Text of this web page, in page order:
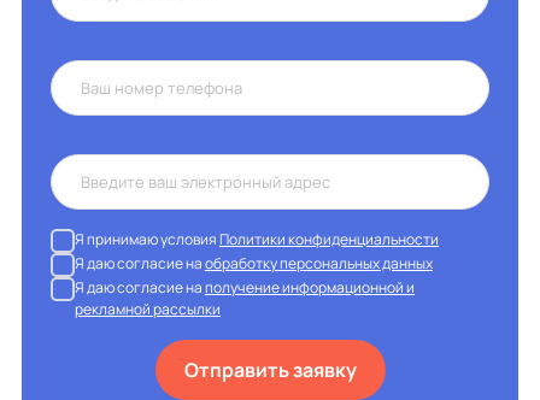
Я принимаю условияПолитики конфиденциальности
Я даю согласие наобработку персональных данных
Я даю согласие наполучение информационной и
рекламной рассылки
Отправить заявку